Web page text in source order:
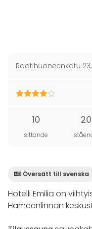
Raatihuoneenkatu 23,
10
sittande
20
Översätt till svenska
Hotelli Emilia on
Hämeenlinnan